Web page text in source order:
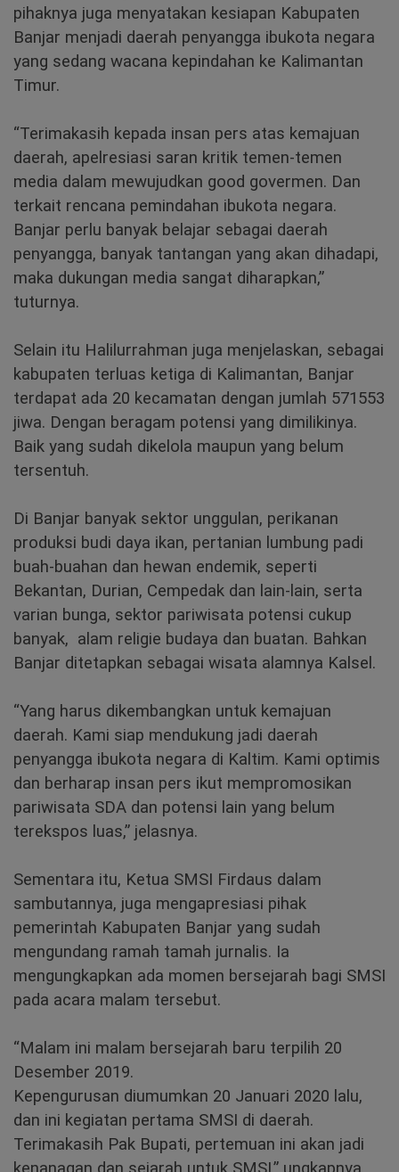
pihaknya juga menyatakan kesiapan Kabupaten
Banjar menjadi daerah penyangga ibukota negara
yang sedang wacana kepindahan ke Kalimantan
Timur.
“Terimakasih kepada insan pers atas kemajuan
daerah, apelresiasi saran kritik temen-temen
media dalam mewujudkan good govermen. Dan
terkait rencana pemindahan ibukota negara.
Banjar perlu banyak belajar sebagai daerah
penyangga, banyak tantangan yang akan dihadapi,
maka dukungan media sangat diharapkan,”
tuturnya.
Selain itu Halilurrahman juga menjelaskan, sebagai
kabupaten terluas ketiga di Kalimantan, Banjar
terdapat ada 20 kecamatan dengan jumlah 571553
jiwa. Dengan beragam potensi yang dimilikinya.
Baik yang sudah dikelola maupun yang belum
tersentuh.
Di Banjar banyak sektor unggulan, perikanan
produksi budi daya ikan, pertanian lumbung padi
buah-buahan dan hewan endemik, seperti
Bekantan, Durian, Cempedak dan lain-lain, serta
varian bunga, sektor pariwisata potensi cukup
banyak, alam religie budaya dan buatan. Bahkan
Banjar ditetapkan sebagai wisata alamnya Kalsel.
“Yang harus dikembangkan untuk kemajuan
daerah. Kami siap mendukung jadi daerah
penyangga ibukota negara di Kaltim. Kami optimis
dan berharap insan pers ikut mempromosikan
pariwisata SDA dan potensi lain yang belum
terekspos luas,” jelasnya.
Sementara itu, Ketua SMSI Firdaus dalam
sambutannya, juga mengapresiasi pihak
pemerintah Kabupaten Banjar yang sudah
mengundang ramah tamah jurnalis. Ia
mengungkapkan ada momen bersejarah bagi SMSI
pada acara malam tersebut.
“Malam ini malam bersejarah baru terpilih 20
Desember 2019.
Kepengurusan diumumkan 20 Januari 2020 lalu,
dan ini kegiatan pertama SMSI di daerah.
Terimakasih Pak Bupati, pertemuan ini akan jadi
kenanagan dan sejarah untuk SMSI,” ungkapnya.